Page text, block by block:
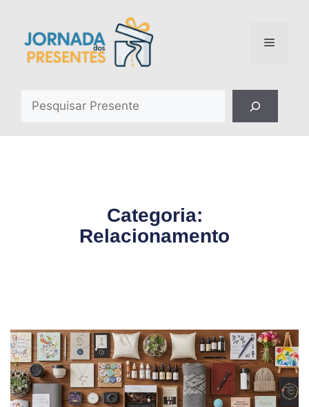
Categoria:
Relacionamento